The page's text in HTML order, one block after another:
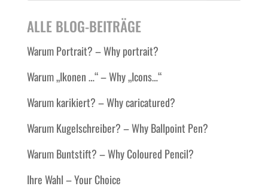
ALLE BLOG-BEITRÄGE
Warum Portrait? – Why portrait?
Warum „Ikonen …“ – Why „Icons…“
Warum karikiert? – Why caricatured?
Warum Kugelschreiber? – Why Ballpoint Pen?
Warum Buntstift? – Why Coloured Pencil?
Ihre Wahl – Your Choice